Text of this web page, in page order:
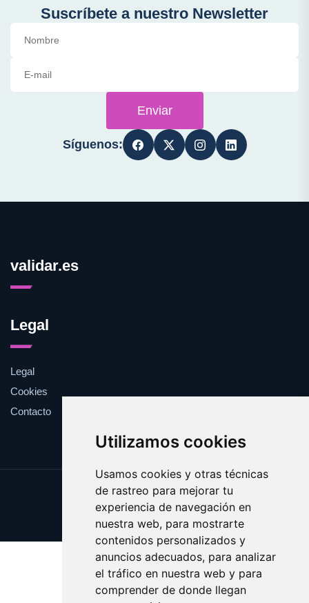
Utilizamos cookies
Usamos cookies y otras técnicas
de rastreo para mejorar tu
experiencia de navegación en
nuestra web, para mostrarte
contenidos personalizados y
anuncios adecuados, para analizar
el tráfico en nuestra web y para
comprender de donde llegan
Suscríbete a nuestro Newsletter
Enviar
Síguenos:
validar.es
Legal
Legal
Cookies
Contacto
Update cookies preferences
Copyright © 2025 validar.es